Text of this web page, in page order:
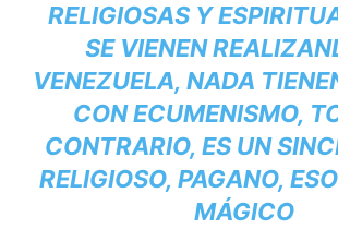
RELIGIOSAS Y
SE VIENEN
VENEZUELA, NADA
CON ECUMENISMO,
CONTRARIO, ES UN
RELIGIOSO, PAGANO,
MÁGICO